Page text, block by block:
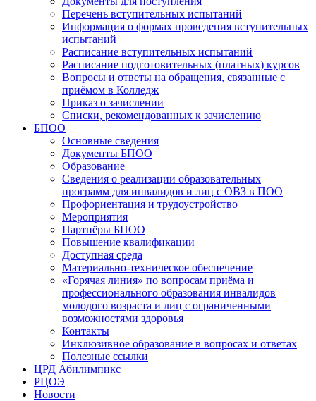
Перечень вступительных испытаний
Информация о формах проведения вступительных
испытаний
Расписание вступительных испытаний
Расписание подготовительных (платных) курсов
Вопросы и ответы на обращения, связанные с
приёмом в Колледж
Приказ о зачислении
Списки, рекомендованных к зачислению
БПОО
Основные сведения
Документы БПОО
Образование
Сведения о реализации образовательных
программ для инвалидов и лиц с ОВЗ в ПОО
Профориентация и трудоустройство
Мероприятия
Партнёры БПОО
Повышение квалификации
Доступная среда
Материально-техническое обеспечение
«Горячая линия» по вопросам приёма и
профессионального образования инвалидов
молодого возраста и лиц с ограниченными
возможностями здоровья
Контакты
Инклюзивное образование в вопросах и ответах
Полезные ссылки
ЦРД Абилимпикс
РЦОЭ
Новости